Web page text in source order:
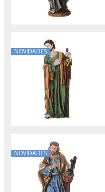
NOVIDADES
NOVIDADES